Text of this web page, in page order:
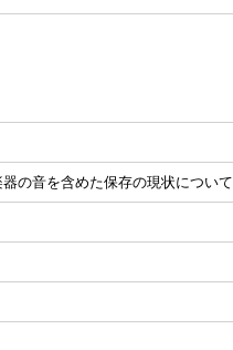
の音を含めた保存の現状について